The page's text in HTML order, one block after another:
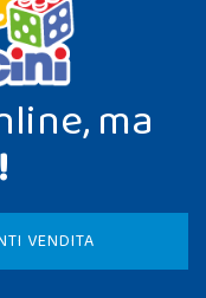
ma
VENDITA